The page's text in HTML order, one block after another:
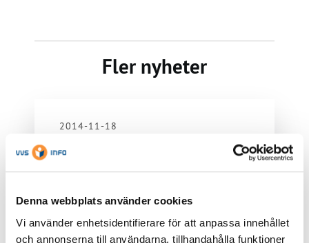
Denna webbplats använder cookies
Vi använder enhetsidentifierare för att anpassa innehållet
och annonserna till användarna, tillhandahålla funktioner
Fler nyheter
2014-11-18
Ny produktflik för
Av historiska skäl har vattenfelsbrytarna
hamnat på lite olika produktflikar, varav